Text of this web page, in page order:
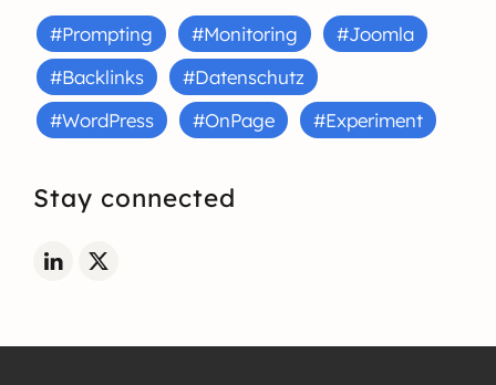
#Prompting #Monitoring
#Joomla
#Backlinks
#Datenschutz
#WordPress
#OnPage #Experiment
Stay connected